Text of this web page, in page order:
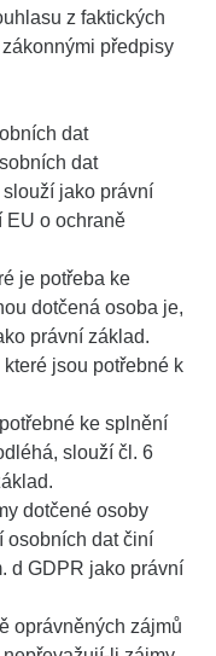
z faktických
předpisy
dat
dat
jako právní
EU o ochraně
je potřeba ke
dotčená osoba je,
právní základ.
jsou potřebné k
ke splnění
slouží čl. 6
dotčené osoby
osobních dat činí
d GDPR jako právní
oprávněných zájmů